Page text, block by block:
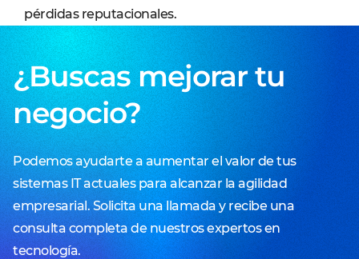
pérdidas reputacionales.
¿Buscas mejorar tu
negocio?
Podemos ayudarte a aumentar el valor de tus
sistemas IT actuales para alcanzar la agilidad
empresarial. Solicita una llamada y recibe una
consulta completa de nuestros expertos en
tecnología.